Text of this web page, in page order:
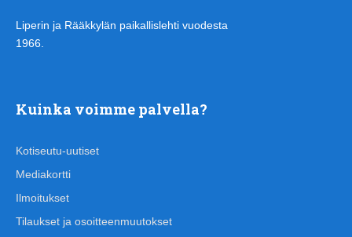
Liperin ja Rääkkylän paikallislehti vuodesta
1966.
Kuinka voimme palvella?
Kotiseutu-uutiset
Mediakortti
Ilmoitukset
Tilaukset ja osoitteenmuutokset